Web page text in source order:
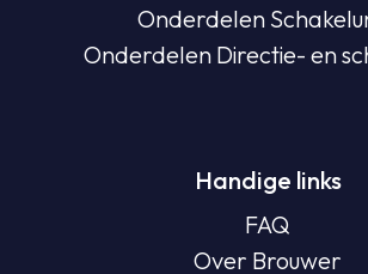
Onderdelen
Onderdelen Directie- en
Handige links
FAQ
Over Brouwer